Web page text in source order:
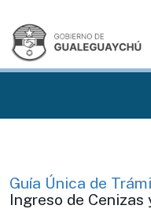
Guía Única de
Ingreso de Cenizas